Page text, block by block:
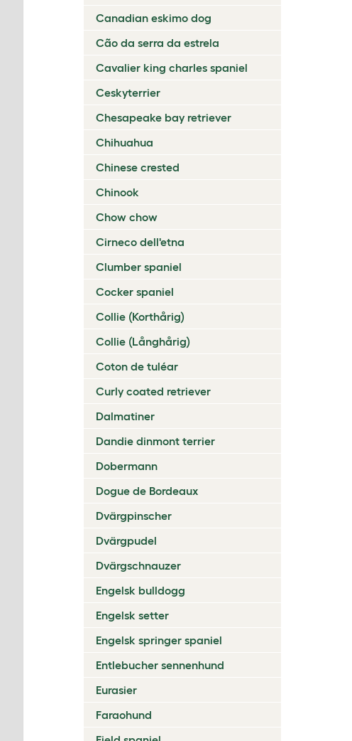
Canadian eskimo dog
Cão da serra da estrela
Cavalier king charles spaniel
Ceskyterrier
Chesapeake bay retriever
Chihuahua
Chinese crested
Chinook
Chow chow
Cirneco dell'etna
Clumber spaniel
Cocker spaniel
Collie (Korthårig)
Collie (Långhårig)
Coton de tuléar
Curly coated retriever
Dalmatiner
Dandie dinmont terrier
Dobermann
Dogue de Bordeaux
Dvärgpinscher
Dvärgpudel
Dvärgschnauzer
Engelsk bulldogg
Engelsk setter
Engelsk springer spaniel
Entlebucher sennenhund
Eurasier
Faraohund